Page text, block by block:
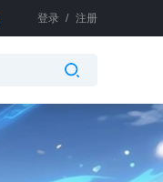
登录 / 注册